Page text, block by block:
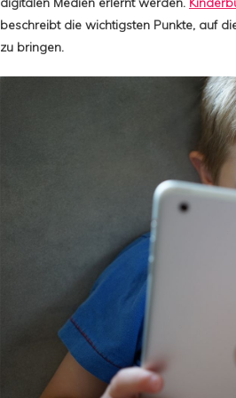
beschreibt die wichtigsten Punkte, auf
zu bringen.